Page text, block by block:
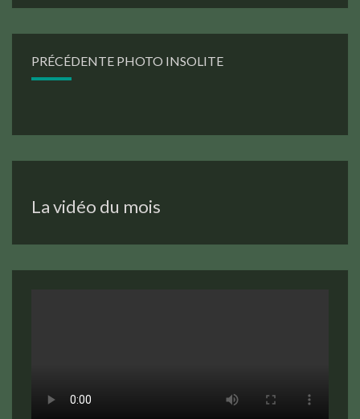
PRÉCÉDENTE PHOTO INSOLITE
La vidéo du mois